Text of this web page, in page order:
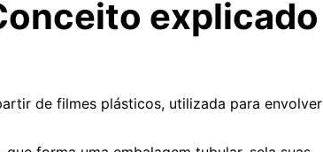
explicado
de filmes plásticos, utilizada para envolver